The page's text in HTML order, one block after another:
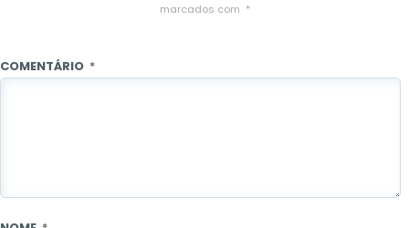
marcados com *
COMENTÁRIO *